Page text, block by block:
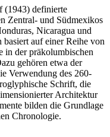
(1943) definierte
Zentral- und Südmexikos
Nicaragua und
auf einer Reihe von
in der präkolumbischen
gehören etwa der
Verwendung des 260-
Schrift, die
Architektur
bilden die Grundlage
Chronologie.